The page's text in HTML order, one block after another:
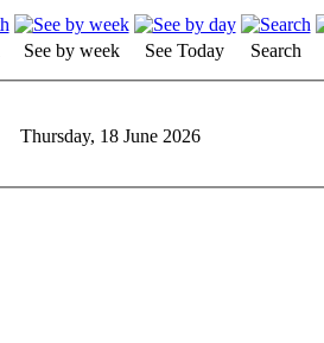
See by week See Today Search
Thursday, 18 June 2026